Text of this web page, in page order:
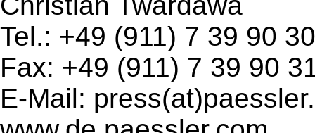
Tel.: +49 (911) 7 39 90 30
Fax: +49 (911) 7 39 90
E-Mail: